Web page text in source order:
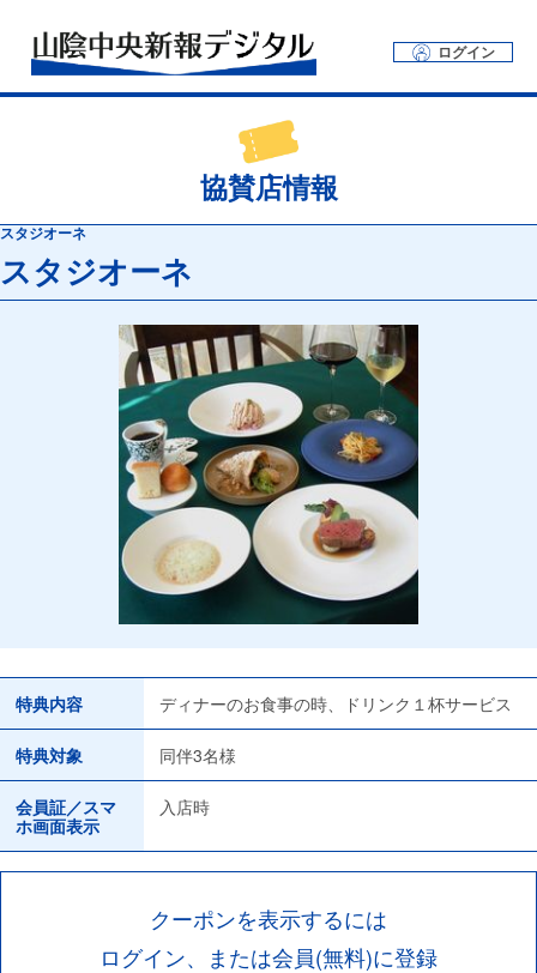
ログイン
協賛店情報
スタジオーネ
スタジオーネ
特典内容 ディナーのお食事の時、ドリンク１杯サービス
特典対象 同伴3名様
会員証／スマ
ホ画面表示
入店時
クーポンを表示するには
ログイン、または会員(無料)に登録